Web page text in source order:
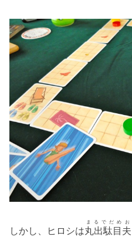
しかし、ヒロシは丸出駄目夫
まるでだめお